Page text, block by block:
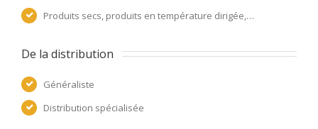
Produits secs, produits en température dirigée,…
De la distribution
Généraliste
Distribution spécialisée